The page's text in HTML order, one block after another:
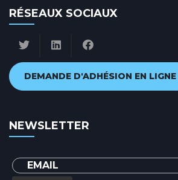
RÉSEAUX SOCIAUX
DEMANDE D'ADHÉSION EN LIGNE
NEWSLETTER